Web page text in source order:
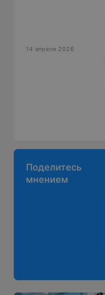
14 апреля 2026
Поделитесь
мнением